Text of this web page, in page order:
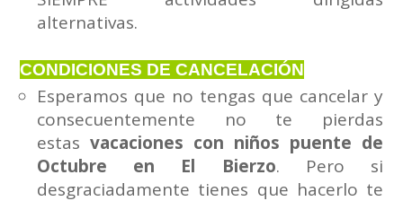
alternativas.
CONDICIONES DE CANCELACIÓN
Esperamos que no tengas que cancelar y
consecuentemente no te pierdas
estasvacaciones con niños puente de
Octubre en El Bierzo. Pero si
desgraciadamente tienes que hacerlo te